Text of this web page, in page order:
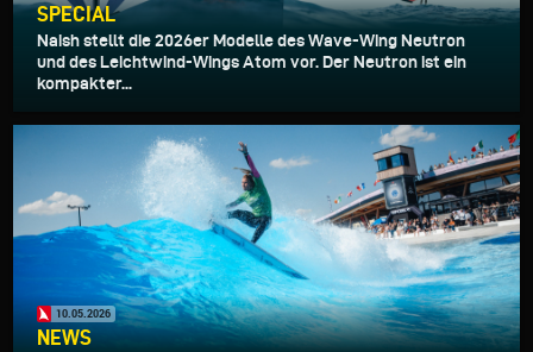
SPECIAL
Naish stellt die 2026er Modelle des Wave-Wing Neutron
und des Leichtwind-Wings Atom vor. Der Neutron ist ein
kompakter...
10.05.2026
NEWS